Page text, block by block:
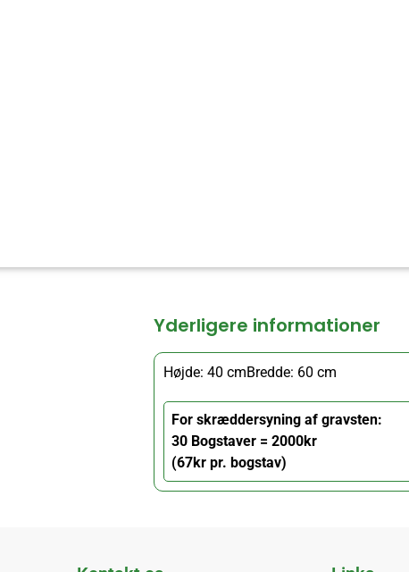
Yderligere informationer
Højde: 40 cmBredde: 60 cm
For skræddersyning af gravsten:
30 Bogstaver = 2000kr
(67kr pr. bogstav)